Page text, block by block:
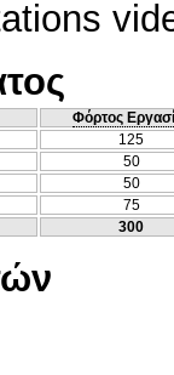
Φόρτος
125
50
50
75
300